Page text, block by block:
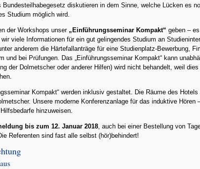
Bundesteilhabegesetz diskutieren in dem Sinne, welche Lücken es
Studium möglich wird.
der Workshops unser „Einführungsseminar Kompakt“ geben –
viele Informationen für ein gut gelingendes Studium an
anderem die Härtefallanträge für eine Studienplatz-Bewerbung,
und bei Prüfungen. Das „Einführungsseminar Kompakt“ kann
der Dolmetscher oder anderer Hilfen) wird nicht behandelt, weil
Kompakt“ werden inklusiv gestaltet. Die Räume des
Unsere moderne Konferenzanlage für das induktive
hinzuweisen.
bis zum 12. Januar 2018 , auch bei einer Bestellung von
Referenten sind fast alle selbst (hör)behindert!